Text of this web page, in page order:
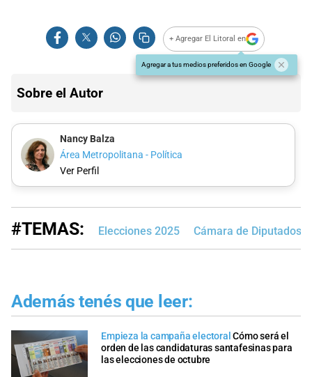
+ Agregar El Litoral en
Agregar a tus medios preferidos en Google
Sobre el Autor
Nancy Balza
Área Metropolitana - Política
Ver Perfil
#TEMAS: Elecciones 2025 Cámara de Diputados
Además tenés que leer:
Empieza la campaña electoral Cómo será el
orden de las candidaturas santafesinas para
las elecciones de octubre